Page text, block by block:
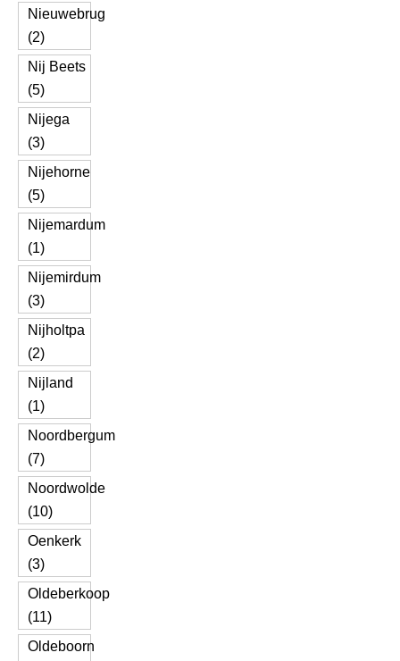
Nieuwebrug
(2)
Nij Beets
(5)
Nijega
(3)
Nijehorne
(5)
Nijemardum
(1)
Nijemirdum
(3)
Nijholtpa
(2)
Nijland
(1)
Noordbergum
(7)
Noordwolde
(10)
Oenkerk
(3)
Oldeberkoop
(11)
Oldeboorn